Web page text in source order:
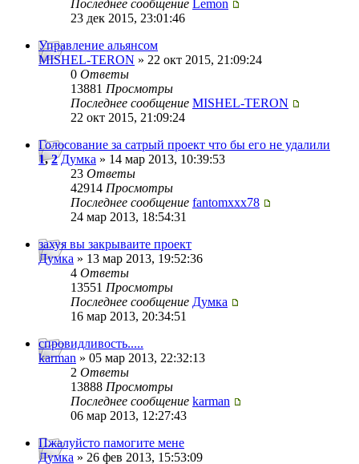
Последнее сообщение Lemon
23 дек 2015, 23:01:46
Управление альянсом
MISHEL-TERON » 22 окт 2015, 21:09:24
0 Ответы
13881 Просмотры
Последнее сообщение MISHEL-TERON
22 окт 2015, 21:09:24
Голосование за сатрый проект что бы его не удалили
1,2 Думка » 14 мар 2013, 10:39:53
23 Ответы
42914 Просмотры
Последнее сообщение fantomxxx78
24 мар 2013, 18:54:31
захуя вы закрываите проект
Думка » 13 мар 2013, 19:52:36
4 Ответы
13551 Просмотры
Последнее сообщение Думка
16 мар 2013, 20:34:51
спровидливость.....
karman » 05 мар 2013, 22:32:13
2 Ответы
13888 Просмотры
Последнее сообщение karman
06 мар 2013, 12:27:43
Пжалуйсто памогите мене
Думка » 26 фев 2013, 15:53:09